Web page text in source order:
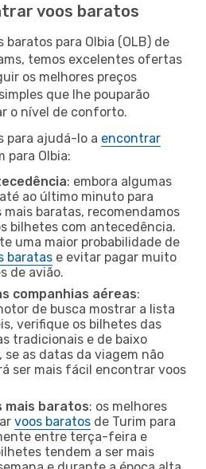
voos baratos
baratos para Olbia (OLB) de
temos excelentes ofertas
os melhores preços
que lhe pouparão
o nível de conforto.
para ajudá-lo a encontrar
para Olbia:
: embora algumas
ao último minuto para
baratas, recomendamos
bilhetes com antecedência.
uma maior probabilidade de
baratas e evitar pagar muito
de avião.
companhias aéreas:
de busca mostrar a lista
verifique os bilhetes das
tradicionais e de baixo
se as datas da viagem não
ser mais fácil encontrar voos
mais baratos: os melhores
voos baratos de Turim para
entre terça-feira e
tendem a ser mais